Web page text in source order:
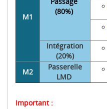
M1
(80%)
Intégration
(20%)
M2
Passerelle
LMD
Important :